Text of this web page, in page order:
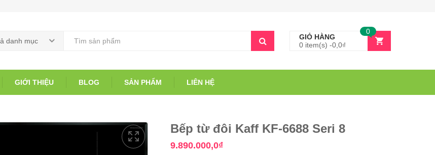
danh mục
GIỎ HÀNG
0 item(s) -0,0₫
0
GIỚI THIỆU BLOG SẢN PHẨM LIÊN HỆ
Bếp từ đôi Kaff KF-6688 Seri 8
9.890.000,0₫